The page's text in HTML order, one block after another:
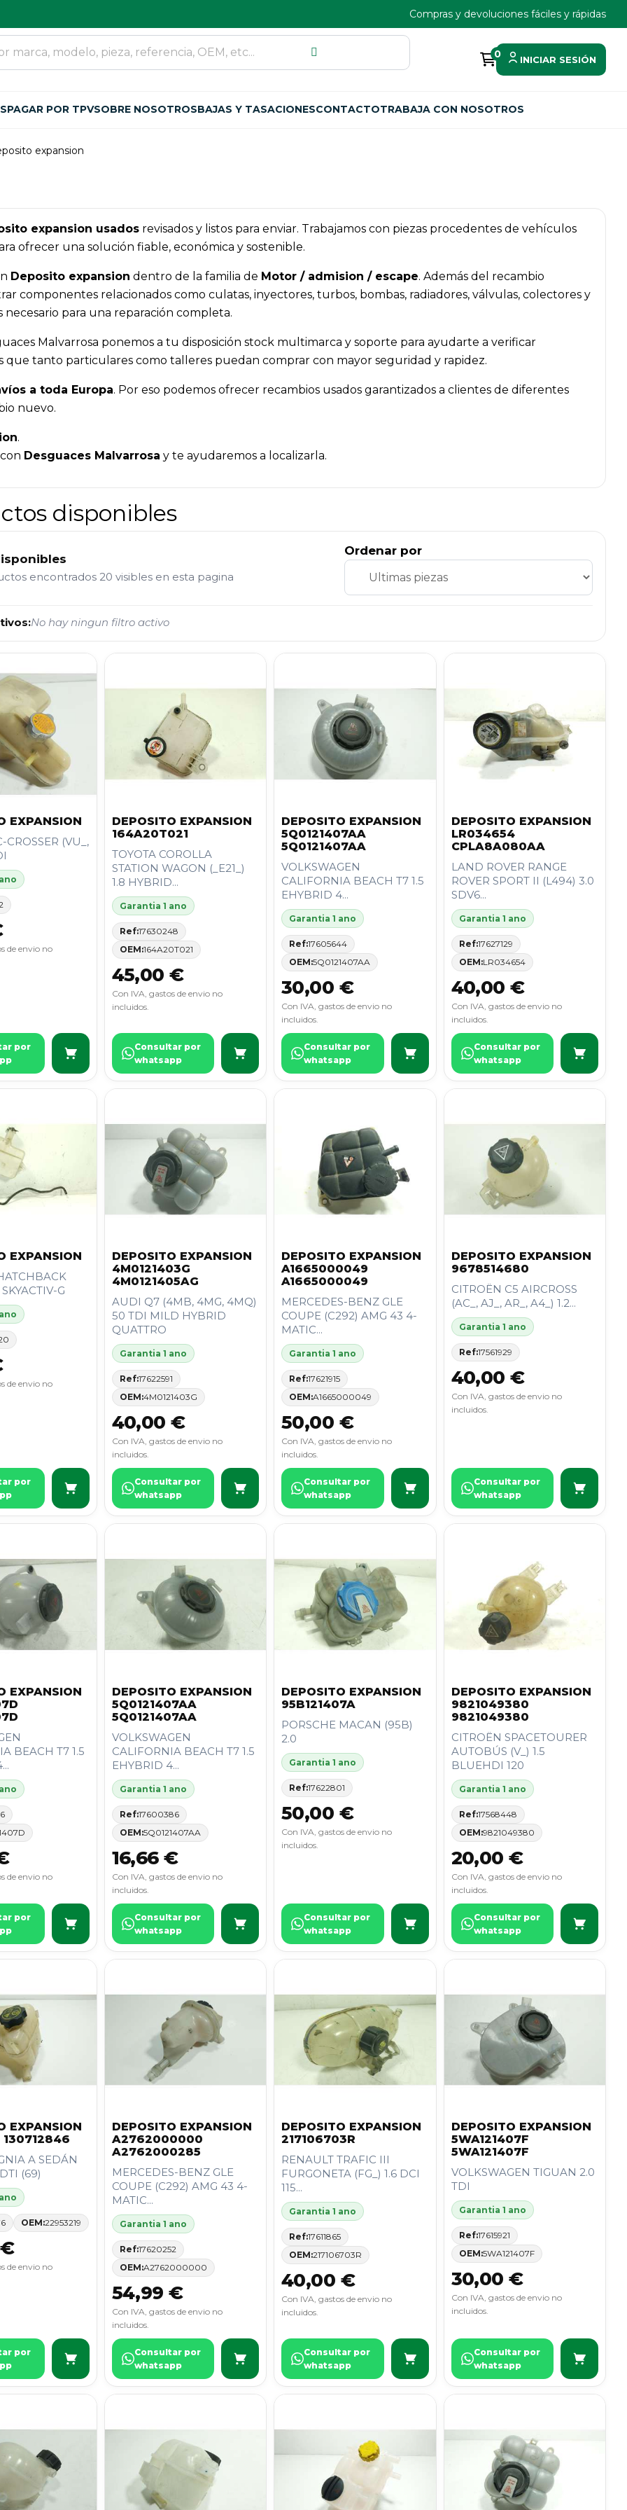
Compras y devoluciones fáciles y rápidas
0 INICIAR SESIÓN
PAGAR POR TPVSOBRE NOSOTROSBAJAS Y TASACIONESCONTACTOTRABAJA CON NOSOTROS
expansion
expansion usados revisados y listos para enviar. Trabajamos con piezas procedentes de vehículos
ofrecer una solución fiable, económica y sostenible.
Deposito expansion dentro de la familia de Motor / admision / escape. Además del recambio
componentes relacionados como culatas, inyectores, turbos, bombas, radiadores, válvulas, colectores y
para una reparación completa.
Malvarrosa ponemos a tu disposición stock multimarca y soporte para ayudarte a verificar
que tanto particulares como talleres puedan comprar con mayor seguridad y rapidez.
a toda Europa. Por eso podemos ofrecer recambios usados garantizados a clientes de diferentes
nuevo.
.
Desguaces Malvarrosa y te ayudaremos a localizarla.
disponibles
encontrados 20 visibles en esta pagina
Ordenar por
No hay ningun filtro activo
EXPANSION
CROSSER (VU_,
de envio no
por
DEPOSITO EXPANSION
164A20T021
TOYOTA COROLLA
STATION WAGON (_E21_)
1.8 HYBRID...
Garantia 1 ano
Ref:17630248
OEM:164A20T021
45,00 €
Con IVA, gastos de envio no
incluidos.
Consultar por
whatsapp
DEPOSITO EXPANSION
5Q0121407AA
5Q0121407AA
VOLKSWAGEN
CALIFORNIA BEACH T7 1.5
EHYBRID 4...
Garantia 1 ano
Ref:17605644
OEM:5Q0121407AA
30,00 €
Con IVA, gastos de envio no
incluidos.
Consultar por
whatsapp
DEPOSITO EXPANSION
LR034654
CPLA8A080AA
LAND ROVER RANGE
ROVER SPORT II (L494) 3.0
SDV6...
Garantia 1 ano
Ref:17627129
OEM:LR034654
40,00 €
Con IVA, gastos de envio no
incluidos.
Consultar por
whatsapp
EXPANSION
G
de envio no
por
DEPOSITO EXPANSION
4M0121403G
4M0121405AG
AUDI Q7 (4MB, 4MG, 4MQ)
50 TDI MILD HYBRID
QUATTRO
Garantia 1 ano
Ref:17622591
OEM:4M0121403G
40,00 €
Con IVA, gastos de envio no
incluidos.
Consultar por
whatsapp
DEPOSITO EXPANSION
A1665000049
A1665000049
MERCEDES-BENZ GLE
COUPE (C292) AMG 43 4-
MATIC...
Garantia 1 ano
Ref:17621915
OEM:A1665000049
50,00 €
Con IVA, gastos de envio no
incluidos.
Consultar por
whatsapp
DEPOSITO EXPANSION
9678514680
CITROËN C5 AIRCROSS
(AC_, AJ_, AR_, A4_) 1.2...
Garantia 1 ano
Ref:17561929
40,00 €
Con IVA, gastos de envio no
incluidos.
Consultar por
whatsapp
EXPANSION
BEACH T7 1.5
de envio no
por
DEPOSITO EXPANSION
5Q0121407AA
5Q0121407AA
VOLKSWAGEN
CALIFORNIA BEACH T7 1.5
EHYBRID 4...
Garantia 1 ano
Ref:17600386
OEM:5Q0121407AA
16,66 €
Con IVA, gastos de envio no
incluidos.
Consultar por
whatsapp
DEPOSITO EXPANSION
95B121407A
PORSCHE MACAN (95B)
2.0
Garantia 1 ano
Ref:17622801
50,00 €
Con IVA, gastos de envio no
incluidos.
Consultar por
whatsapp
DEPOSITO EXPANSION
9821049380
9821049380
CITROËN SPACETOURER
AUTOBÚS (V_) 1.5
BLUEHDI 120
Garantia 1 ano
Ref:17568448
OEM:9821049380
20,00 €
Con IVA, gastos de envio no
incluidos.
Consultar por
whatsapp
EXPANSION
130712846
A SEDÁN
(69)
OEM:22953219
de envio no
por
DEPOSITO EXPANSION
A2762000000
A2762000285
MERCEDES-BENZ GLE
COUPE (C292) AMG 43 4-
MATIC...
Garantia 1 ano
Ref:17620252
OEM:A2762000000
54,99 €
Con IVA, gastos de envio no
incluidos.
Consultar por
whatsapp
DEPOSITO EXPANSION
217106703R
RENAULT TRAFIC III
FURGONETA (FG_) 1.6 DCI
115...
Garantia 1 ano
Ref:17611865
OEM:217106703R
40,00 €
Con IVA, gastos de envio no
incluidos.
Consultar por
whatsapp
DEPOSITO EXPANSION
5WA121407F
5WA121407F
VOLKSWAGEN TIGUAN 2.0
TDI
Garantia 1 ano
Ref:17615921
OEM:5WA121407F
30,00 €
Con IVA, gastos de envio no
incluidos.
Consultar por
whatsapp